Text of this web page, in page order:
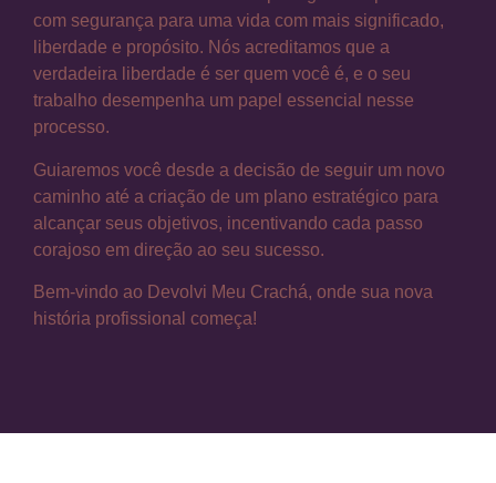
com segurança para uma vida com mais significado,
liberdade e propósito. Nós acreditamos que a
verdadeira liberdade é ser quem você é, e o seu
trabalho desempenha um papel essencial nesse
processo.
Guiaremos você desde a decisão de seguir um novo
caminho até a criação de um plano estratégico para
alcançar seus objetivos, incentivando cada passo
corajoso em direção ao seu sucesso.
Bem-vindo ao Devolvi Meu Crachá, onde sua nova
história profissional começa!